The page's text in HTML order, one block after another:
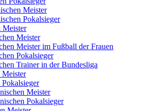
Meister
Pokalsieger
Meister
Meister
Meister im Fußball der Frauen
Pokalsieger
Trainer in der Bundesliga
Meister
Pokalsieger